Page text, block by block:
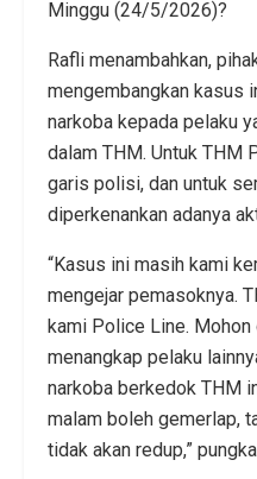
Minggu (24/5/2026)?
Rafli menambahkan,
mengembangkan kasus
narkoba kepada pelaku
dalam THM. Untuk THM
garis polisi, dan untuk
diperkenankan adanya
“Kasus ini masih kami
mengejar pemasoknya.
kami Police Line.
menangkap pelaku
narkoba berkedok THM
malam boleh gemerlap,
tidak akan redup,”